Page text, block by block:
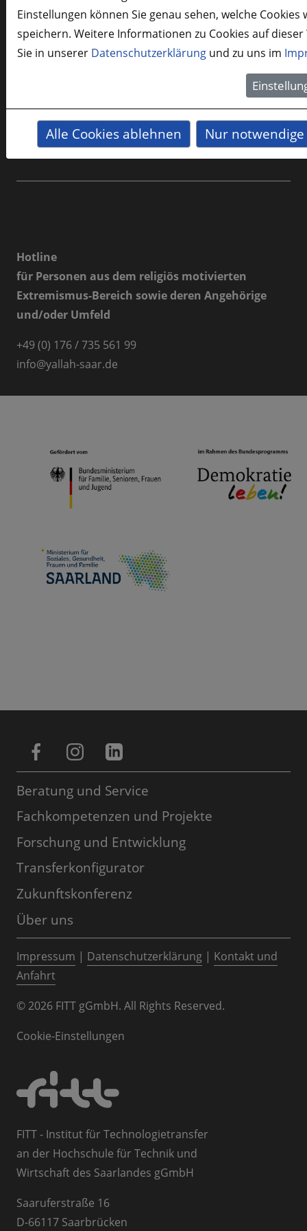
Kontakt
Sie haben Fragen oder benötigen unsere Hilfe? Dann
sprechen Sie uns an, wir helfen Ihnen gerne weiter.
Hotline
für Personen aus dem religiös motivierten
Extremismus-Bereich sowie deren Angehörige
und/oder Umfeld
+49 (0) 176 / 735 561 99
info@yallah-saar.de
Beratung und Service
Fachkompetenzen und Projekte
Forschung und Entwicklung
Transferkonfigurator
Zukunftskonferenz
Über uns
Impressum | Datenschutzerklärung | Kontakt und
Anfahrt
© 2026 FITT gGmbH. All Rights Reserved.
Cookie-Einstellungen
FITT - Institut für Technologietransfer
an der Hochschule für Technik und
Wirtschaft des Saarlandes gGmbH
Saaruferstraße 16
D-66117 Saarbrücken
Einstellungen können Sie genau sehen, welche Cookies
speichern. Weitere Informationen zu Cookies auf
Sie in unserer Datenschutzerklärung und zu uns im
Alle Cookies ablehnen Nur